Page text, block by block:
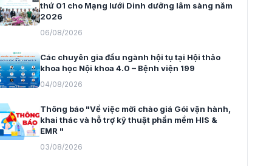
thứ 01 cho Mạng lưới Dinh dưỡng lâm sàng năm
2026
06/08/2026
Các chuyên gia đầu ngành hội tụ tại Hội thảo
khoa học Nội khoa 4.0 – Bệnh viện 199
04/08/2026
Thông báo "Về việc mời chào giá Gói vận hành,
khai thác và hỗ trợ kỹ thuật phần mềm HIS &
EMR "
03/08/2026